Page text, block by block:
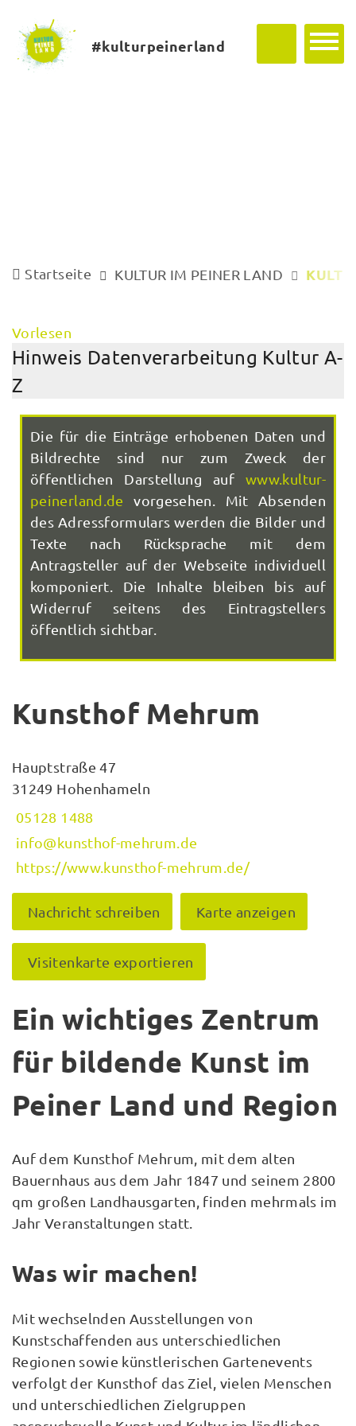
#kulturpeinerland
Startseite KULTUR IM PEINER LAND
Vorlesen
Hinweis Datenverarbeitung Kultur A-
Z
Die für die Einträge erhobenen Daten und
Bildrechte sind nur zum Zweck der
öffentlichen Darstellung aufwww.kultur-
peinerland.de vorgesehen. Mit Absenden
des Adressformulars werden die Bilder und
Texte nach Rücksprache mit dem
Antragsteller auf der Webseite individuell
komponiert. Die Inhalte bleiben bis auf
Widerruf seitens des Eintragstellers
öffentlich sichtbar.
Kunsthof Mehrum
Hauptstraße 47
31249 Hohenhameln
05128 1488
info@kunsthof-mehrum.de
https://www.kunsthof-mehrum.de/
Nachricht schreiben Karte anzeigen
Visitenkarte exportieren
Ein wichtiges Zentrum
für bildende Kunst im
Peiner Land und Region
Auf dem Kunsthof Mehrum, mit dem alten
Bauernhaus aus dem Jahr 1847 und seinem 2800
qm großen Landhausgarten, finden mehrmals im
Jahr Veranstaltungen statt.
Was wir machen!
Mit wechselnden Ausstellungen von
Kunstschaffenden aus unterschiedlichen
Regionen sowie künstlerischen Gartenevents
verfolgt der Kunsthof das Ziel, vielen Menschen
und unterschiedlichen Zielgruppen